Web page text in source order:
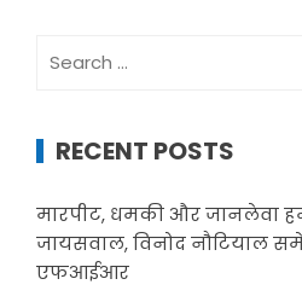
for:
RECENT POSTS
मारपीट, धमकी और जानलेवा
जायसवाल, विनोद नौटियाल
एफआईआर